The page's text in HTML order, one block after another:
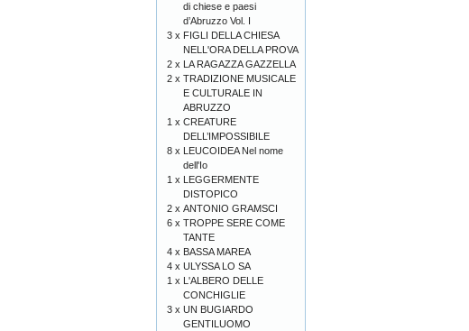
di chiese e paesi
d’Abruzzo Vol. I
3 x FIGLI DELLA CHIESA
NELL'ORA DELLA PROVA
2 x LA RAGAZZA GAZZELLA
2 x TRADIZIONE MUSICALE
E CULTURALE IN
ABRUZZO
1 x CREATURE
DELL’IMPOSSIBILE
8 x LEUCOIDEA Nel nome
dell'Io
1 x LEGGERMENTE
DISTOPICO
2 x ANTONIO GRAMSCI
6 x TROPPE SERE COME
TANTE
4 x BASSA MAREA
4 x ULYSSA LO SA
1 x L'ALBERO DELLE
CONCHIGLIE
3 x UN BUGIARDO
GENTILUOMO